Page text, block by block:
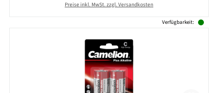
Preise inkl. MwSt. zzgl. Versandkosten
Verfügbarkeit: